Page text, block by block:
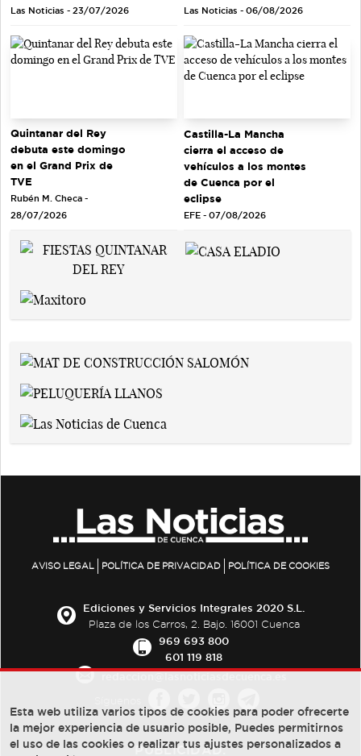
Las Noticias - 23/07/2026 Las Noticias - 06/08/2026
Quintanar del Rey
debuta este domingo
en el Grand Prix de
TVE
Rubén M. Checa -
28/07/2026
Castilla-La Mancha
cierra el acceso de
vehículos a los montes
de Cuenca por el
eclipse
EFE - 07/08/2026
AVISO LEGAL POLÍTICA DE PRIVACIDAD POLÍTICA DE COOKIES
Ediciones y Servicios Integrales 2020 S.L.
Plaza de los Carros, 2. Bajo. 16001 Cuenca
969 693 800
601 119 818
PUBLICIDAD:
Esta web utiliza varios tipos de cookies para poder ofrecerte
la mejor experiencia de usuario posible, Puedes permitirnos
el uso de las cookies o realizar tus ajustes personalizados a